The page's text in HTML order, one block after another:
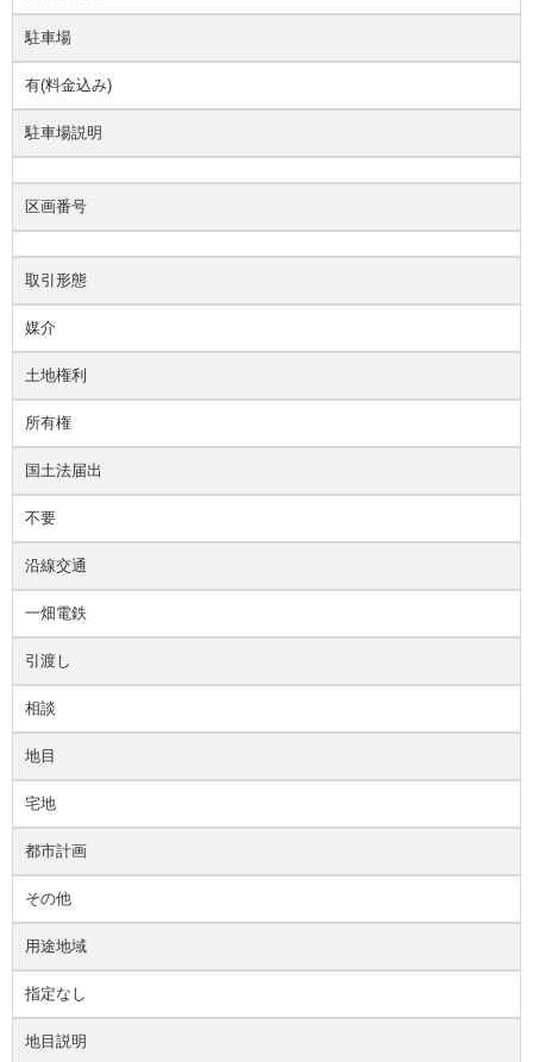
駐車場
有(料金込み)
駐車場説明
区画番号
取引形態
媒介
土地権利
所有権
国土法届出
不要
沿線交通
一畑電鉄
引渡し
相談
地目
宅地
都市計画
その他
用途地域
指定なし
地目説明